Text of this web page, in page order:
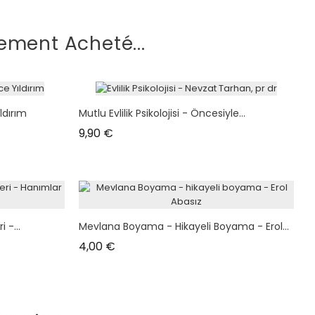
Acheté...
Mutlu Evlilik Psikolojisi - Öncesiyle...
9,90 €
-... Mevlana Boyama - Hikayeli Boyama - Erol...
4,00 €